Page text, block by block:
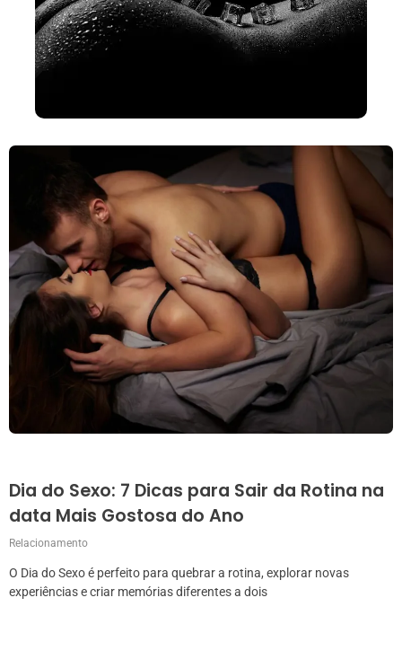
Dia do Sexo: 7 Dicas para Sair da Rotina na
data Mais Gostosa do Ano
Relacionamento
O Dia do Sexo é perfeito para quebrar a rotina, explorar novas
experiências e criar memórias diferentes a dois